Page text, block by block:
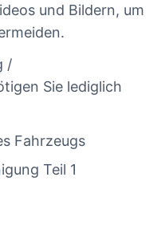
und Bildern, um
/
Sie lediglich
Fahrzeugs
Teil 1